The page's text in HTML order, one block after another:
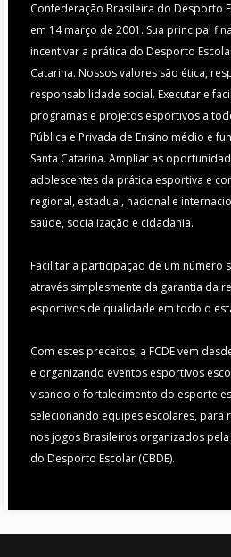
Confederação Brasileira do Desporto
em 14 março de 2001. Sua principal
incentivar a prática do Desporto
Catarina. Nossos valores são ética,
responsabilidade social. Executar e
programas e projetos esportivos a
Pública e Privada de Ensino médio e
Santa Catarina. Ampliar as
adolescentes da prática esportiva e
regional, estadual, nacional e
saúde, socialização e cidadania.
Facilitar a participação de um número
através simplesmente da garantia da
esportivos de qualidade em todo o
Com estes preceitos, a FCDE vem
e organizando eventos esportivos
visando o fortalecimento do esporte
selecionando equipes escolares, para
nos jogos Brasileiros organizados
do Desporto Escolar (CBDE).